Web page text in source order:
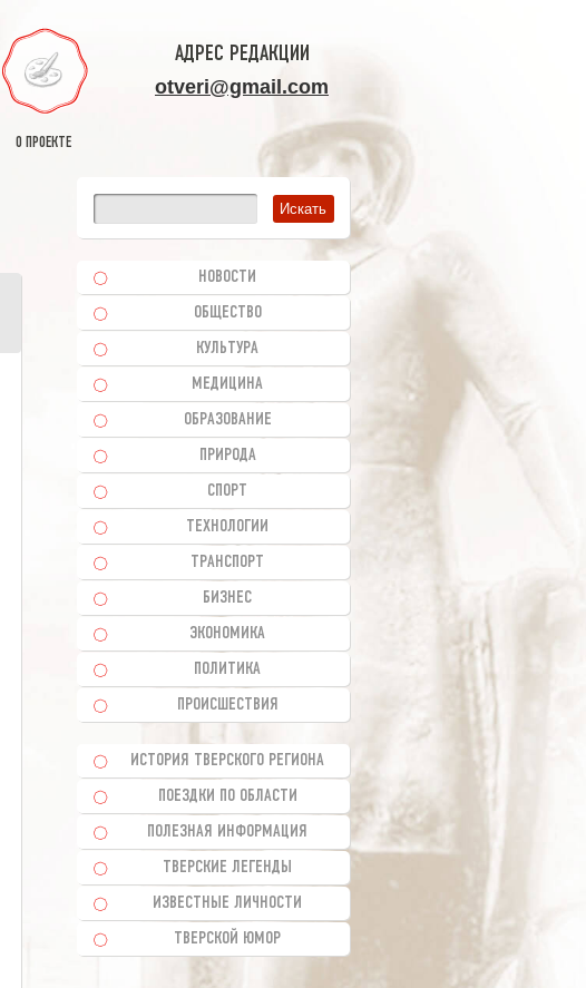
О ПРОЕКТЕ
АДРЕС РЕДАКЦИИ
otveri@gmail.com
НОВОСТИ
ОБЩЕСТВО
КУЛЬТУРА
МЕДИЦИНА
ОБРАЗОВАНИЕ
ПРИРОДА
СПОРТ
ТЕХНОЛОГИИ
ТРАНСПОРТ
БИЗНЕС
ЭКОНОМИКА
ПОЛИТИКА
ПРОИСШЕСТВИЯ
ИСТОРИЯ ТВЕРСКОГО РЕГИОНА
ПОЕЗДКИ ПО ОБЛАСТИ
ПОЛЕЗНАЯ ИНФОРМАЦИЯ
ТВЕРСКИЕ ЛЕГЕНДЫ
ИЗВЕСТНЫЕ ЛИЧНОСТИ
ТВЕРСКОЙ ЮМОР